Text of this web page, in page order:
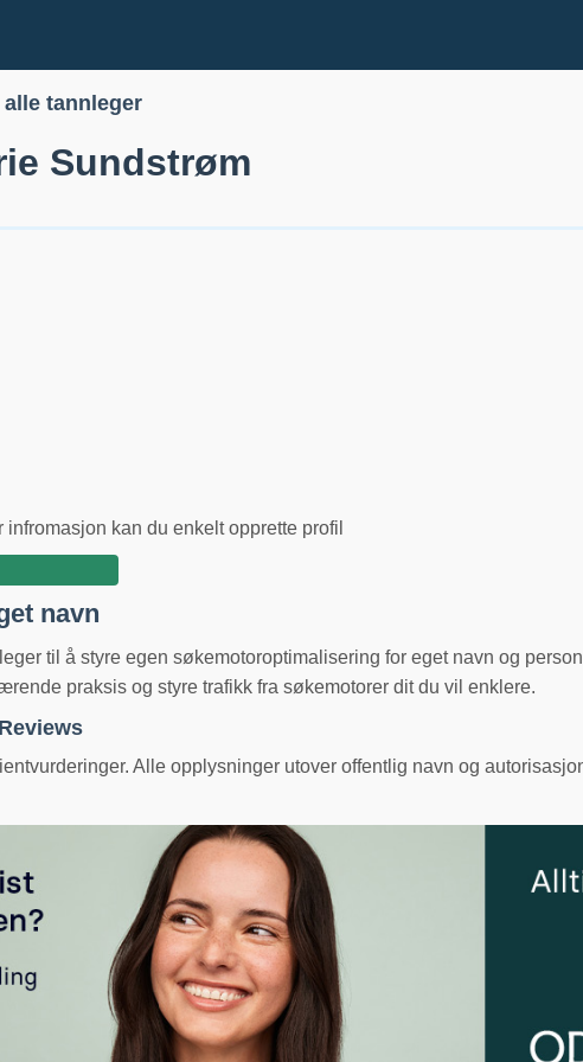
tannleger
Sundstrøm
kan du enkelt opprette profil
navn
til å styre egen søkemotoroptimalisering for eget navn og
praksis og styre trafikk fra søkemotorer dit du vil enklere.
Alle opplysninger utover offentlig navn og